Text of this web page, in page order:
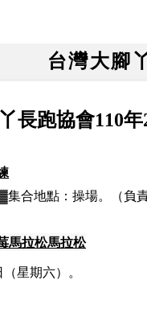
台灣大腳
長跑協會110年
集合地點：操場。（負
馬拉松馬拉松
（星期六）。